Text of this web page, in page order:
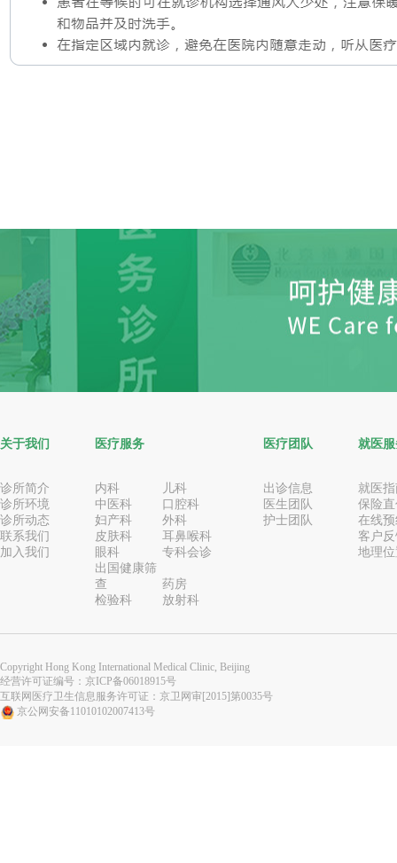
关于我们
诊所简介
诊所环境
诊所动态
联系我们
加入我们
医疗服务
内科
儿科
中医科
口腔科
妇产科
外科
皮肤科
耳鼻喉科
眼科
专科会诊
出国健康筛
查
药房
检验科
放射科
医疗团队
出诊信息
医生团队
护士团队
就医
就医
保险
在线
客户
地理
Copyright Hong Kong International Medical Clinic, Beijing
经营许可证编号： 京ICP备06018915号
互联网医疗卫生信息服务许可证：京卫网审[2015]第0035号
京公网安备11010102007413号